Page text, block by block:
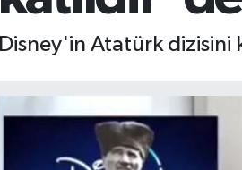
Disney'in Atatürk dizisini